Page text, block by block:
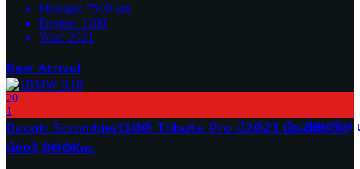
Mileage: 7500 km
Engine: 1200
Year: 2021
New Arrival
20
1
289,000
Ducati Scrambler1100 Tribute Pro ปี2023 มือเดียว วิ่ง
น้อย3,000Km.